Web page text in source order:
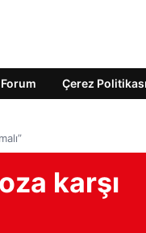
Forum Çerez Politikası
karşı